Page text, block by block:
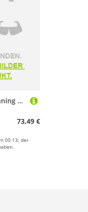
Nnormal Tomir Trail Running Shoes Grau EU 38 Mann
73,49 €
00:13; der